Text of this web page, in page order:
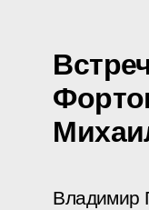
Владимир